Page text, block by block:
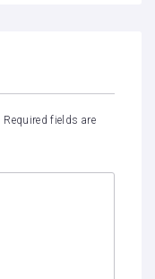
Required fields are